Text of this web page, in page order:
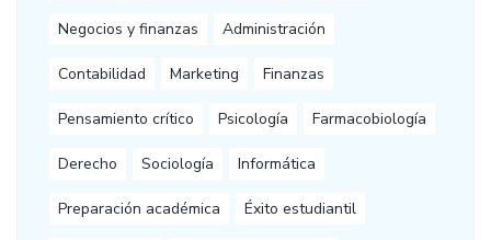
Negocios y finanzas Administración
Contabilidad Marketing Finanzas
Pensamiento crítico Psicología Farmacobiología
Derecho Sociología Informática
Preparación académica Éxito estudiantil